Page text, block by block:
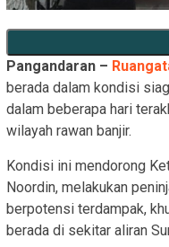
Pangandaran –
berada dalam kondisi
dalam beberapa hari
wilayah rawan banjir.
Kondisi ini mendorong
Noordin, melakukan
berpotensi terdampak,
berada di sekitar aliran